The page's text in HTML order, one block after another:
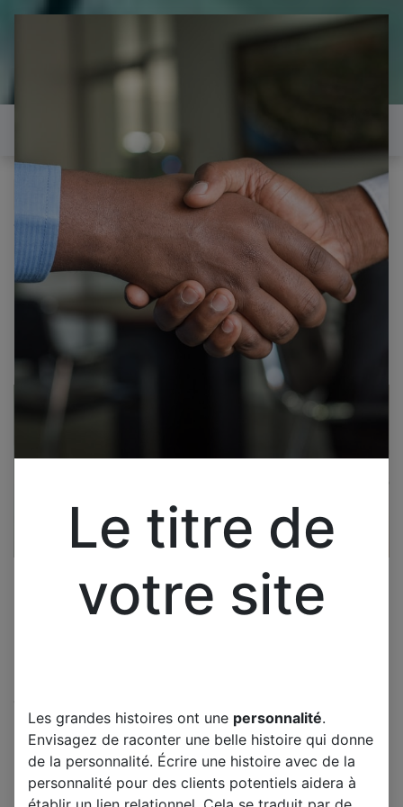
il est temps de
réparer...Electronique 66 est
heureux de vous aider
Tous les produits
SAMSUNG PS51D550 2 HAUT PARLEURS
A8B021756 BN96-1807C
SAMSUNG PS51D550 2 HAUT
PARLEURS A8B021756 BN96-
1807C
Le titre de
votre site
Les grandes histoires ont une personnalité.
Envisagez de raconter une belle histoire qui donne
de la personnalité. Écrire une histoire avec de la
personnalité pour des clients potentiels aidera à